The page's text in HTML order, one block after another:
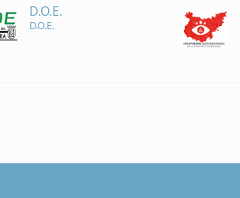
D.O.E.
D.O.E.